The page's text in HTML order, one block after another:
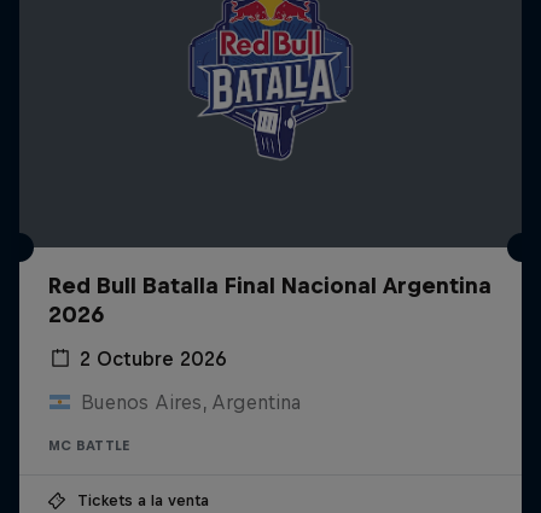
Red Bull Batalla Final Nacional Argentina
2026
2 Octubre 2026
Buenos Aires, Argentina
MC BATTLE
Tickets a la venta